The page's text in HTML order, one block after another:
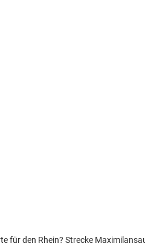
für den Rhein? Strecke